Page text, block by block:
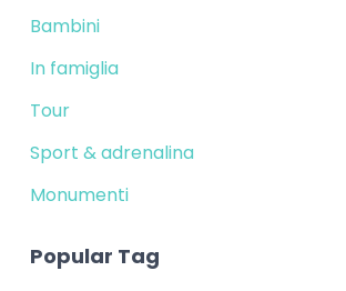
Bambini
In famiglia
Tour
Sport & adrenalina
Monumenti
Popular Tag